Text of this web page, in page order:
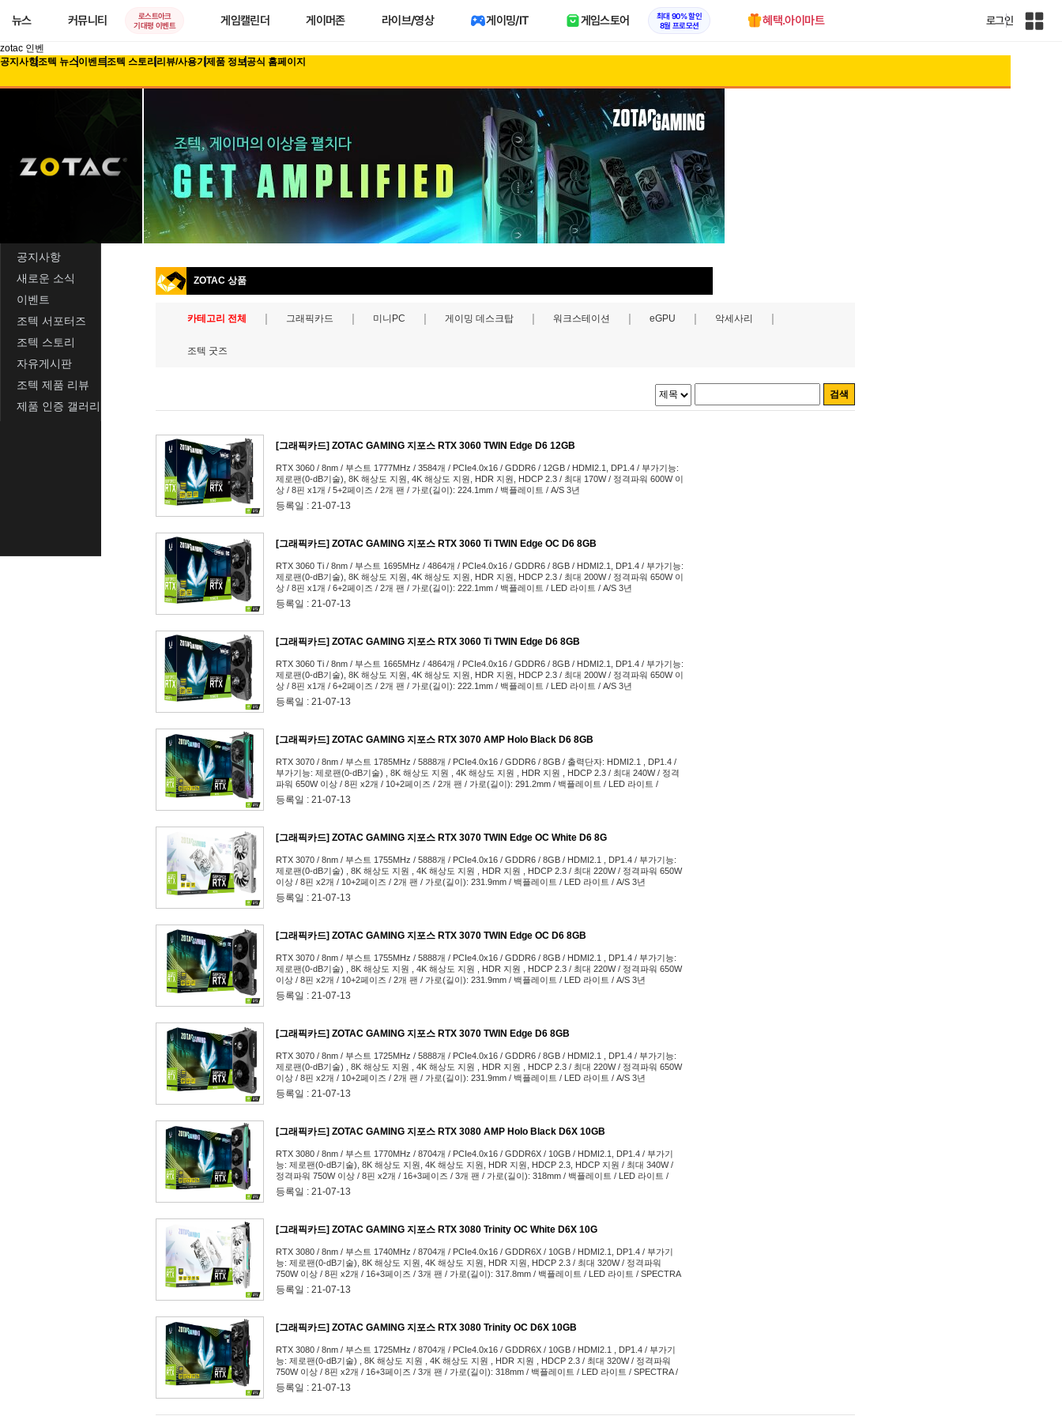
뉴스 커뮤니티
로스트아크
기대평 이벤트
게임캘린더 게이머존 라이브/영상 게이밍/IT 게임스토어
최대 90% 할인
8월 프로모션
혜택.아이마트 로그인
인
zotac 인벤
공지사항조텍 뉴스이벤트조텍 스토리 리뷰/사용기 제품 정보공식 홈페이지
공지사항
새로운 소식
이벤트
조텍 서포터즈
조텍 스토리
자유게시판
조텍 제품 리뷰
제품 인증 갤러리
ZOTAC 상품
카테고리 전체 그래픽카드 미니PC 게이밍 데스크탑 워크스테이션 eGPU 악세사리
조텍 굿즈
[그래픽카드] ZOTAC GAMING 지포스 RTX 3060 TWIN Edge D6 12GB
RTX 3060 / 8nm / 부스트 1777MHz / 3584개 / PCIe4.0x16 / GDDR6 / 12GB / HDMI2.1, DP1.4 / 부가기능:
제로팬(0-dB기술), 8K 해상도 지원, 4K 해상도 지원, HDR 지원, HDCP 2.3 / 최대 170W / 정격파워 600W 이
상 / 8핀 x1개 / 5+2페이즈 / 2개 팬 / 가로(길이): 224.1mm / 백플레이트 / A/S 3년
등록일 : 21-07-13
[그래픽카드] ZOTAC GAMING 지포스 RTX 3060 Ti TWIN Edge OC D6 8GB
RTX 3060 Ti / 8nm / 부스트 1695MHz / 4864개 / PCIe4.0x16 / GDDR6 / 8GB / HDMI2.1, DP1.4 / 부가기능:
제로팬(0-dB기술), 8K 해상도 지원, 4K 해상도 지원, HDR 지원, HDCP 2.3 / 최대 200W / 정격파워 650W 이
상 / 8핀 x1개 / 6+2페이즈 / 2개 팬 / 가로(길이): 222.1mm / 백플레이트 / LED 라이트 / A/S 3년
등록일 : 21-07-13
[그래픽카드] ZOTAC GAMING 지포스 RTX 3060 Ti TWIN Edge D6 8GB
RTX 3060 Ti / 8nm / 부스트 1665MHz / 4864개 / PCIe4.0x16 / GDDR6 / 8GB / HDMI2.1, DP1.4 / 부가기능:
제로팬(0-dB기술), 8K 해상도 지원, 4K 해상도 지원, HDR 지원, HDCP 2.3 / 최대 200W / 정격파워 650W 이
상 / 8핀 x1개 / 6+2페이즈 / 2개 팬 / 가로(길이): 222.1mm / 백플레이트 / LED 라이트 / A/S 3년
등록일 : 21-07-13
[그래픽카드] ZOTAC GAMING 지포스 RTX 3070 AMP Holo Black D6 8GB
RTX 3070 / 8nm / 부스트 1785MHz / 5888개 / PCIe4.0x16 / GDDR6 / 8GB / 출력단자: HDMI2.1 , DP1.4 /
부가기능: 제로팬(0-dB기술) , 8K 해상도 지원 , 4K 해상도 지원 , HDR 지원 , HDCP 2.3 / 최대 240W / 정격
파워 650W 이상 / 8핀 x2개 / 10+2페이즈 / 2개 팬 / 가로(길이): 291.2mm / 백플레이트 / LED 라이트 /
SPECTRA / A/S 3년
등록일 : 21-07-13
[그래픽카드] ZOTAC GAMING 지포스 RTX 3070 TWIN Edge OC White D6 8G
RTX 3070 / 8nm / 부스트 1755MHz / 5888개 / PCIe4.0x16 / GDDR6 / 8GB / HDMI2.1 , DP1.4 / 부가기능:
제로팬(0-dB기술) , 8K 해상도 지원 , 4K 해상도 지원 , HDR 지원 , HDCP 2.3 / 최대 220W / 정격파워 650W
이상 / 8핀 x2개 / 10+2페이즈 / 2개 팬 / 가로(길이): 231.9mm / 백플레이트 / LED 라이트 / A/S 3년
등록일 : 21-07-13
[그래픽카드] ZOTAC GAMING 지포스 RTX 3070 TWIN Edge OC D6 8GB
RTX 3070 / 8nm / 부스트 1755MHz / 5888개 / PCIe4.0x16 / GDDR6 / 8GB / HDMI2.1 , DP1.4 / 부가기능:
제로팬(0-dB기술) , 8K 해상도 지원 , 4K 해상도 지원 , HDR 지원 , HDCP 2.3 / 최대 220W / 정격파워 650W
이상 / 8핀 x2개 / 10+2페이즈 / 2개 팬 / 가로(길이): 231.9mm / 백플레이트 / LED 라이트 / A/S 3년
등록일 : 21-07-13
[그래픽카드] ZOTAC GAMING 지포스 RTX 3070 TWIN Edge D6 8GB
RTX 3070 / 8nm / 부스트 1725MHz / 5888개 / PCIe4.0x16 / GDDR6 / 8GB / HDMI2.1 , DP1.4 / 부가기능:
제로팬(0-dB기술) , 8K 해상도 지원 , 4K 해상도 지원 , HDR 지원 , HDCP 2.3 / 최대 220W / 정격파워 650W
이상 / 8핀 x2개 / 10+2페이즈 / 2개 팬 / 가로(길이): 231.9mm / 백플레이트 / LED 라이트 / A/S 3년
등록일 : 21-07-13
[그래픽카드] ZOTAC GAMING 지포스 RTX 3080 AMP Holo Black D6X 10GB
RTX 3080 / 8nm / 부스트 1770MHz / 8704개 / PCIe4.0x16 / GDDR6X / 10GB / HDMI2.1, DP1.4 / 부가기
능: 제로팬(0-dB기술), 8K 해상도 지원, 4K 해상도 지원, HDR 지원, HDCP 2.3, HDCP 지원 / 최대 340W /
정격파워 750W 이상 / 8핀 x2개 / 16+3페이즈 / 3개 팬 / 가로(길이): 318mm / 백플레이트 / LED 라이트 /
SPECTRA / A/S 3년
등록일 : 21-07-13
[그래픽카드] ZOTAC GAMING 지포스 RTX 3080 Trinity OC White D6X 10G
RTX 3080 / 8nm / 부스트 1740MHz / 8704개 / PCIe4.0x16 / GDDR6X / 10GB / HDMI2.1, DP1.4 / 부가기
능: 제로팬(0-dB기술), 8K 해상도 지원, 4K 해상도 지원, HDR 지원, HDCP 2.3 / 최대 320W / 정격파워
750W 이상 / 8핀 x2개 / 16+3페이즈 / 3개 팬 / 가로(길이): 317.8mm / 백플레이트 / LED 라이트 / SPECTRA
/ A/S 3년
등록일 : 21-07-13
[그래픽카드] ZOTAC GAMING 지포스 RTX 3080 Trinity OC D6X 10GB
RTX 3080 / 8nm / 부스트 1725MHz / 8704개 / PCIe4.0x16 / GDDR6X / 10GB / HDMI2.1 , DP1.4 / 부가기
능: 제로팬(0-dB기술) , 8K 해상도 지원 , 4K 해상도 지원 , HDR 지원 , HDCP 2.3 / 최대 320W / 정격파워
750W 이상 / 8핀 x2개 / 16+3페이즈 / 3개 팬 / 가로(길이): 318mm / 백플레이트 / LED 라이트 / SPECTRA /
A/S 3년
등록일 : 21-07-13